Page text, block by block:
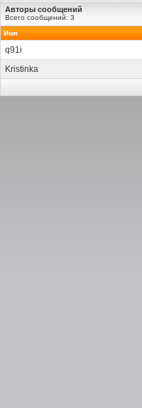
Авторы сообщений
Всего сообщений: 3
Имя
q91i
Kristinka